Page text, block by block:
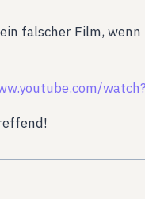
falscher Film,